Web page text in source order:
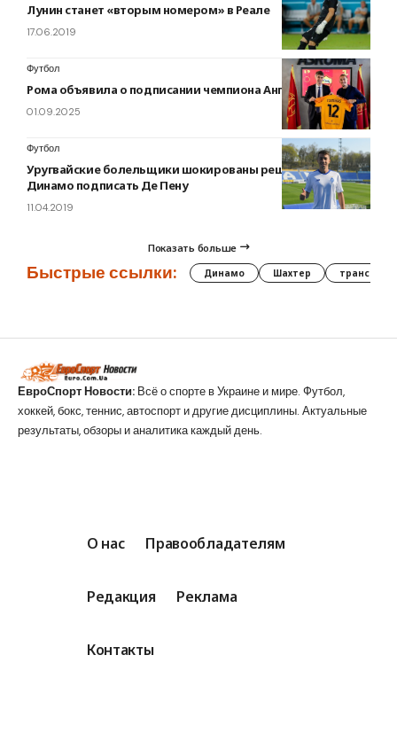
Лунин станет «вторым номером» в Реале
17.06.2019
Футбол
Рома объявила о подписании чемпиона Англии
01.09.2025
Футбол
Уругвайские болельщики шокированы решением
Динамо подписать Де Пену
11.04.2019
Показать больше
Быстрые ссылки: Динамо Шахтер трансферы
ЕвроСпорт Новости: Всё о спорте в Украине и мире. Футбол,
хоккей, бокс, теннис, автоспорт и другие дисциплины. Актуальные
результаты, обзоры и аналитика каждый день.
О нас Правообладателям
Редакция Реклама
Контакты